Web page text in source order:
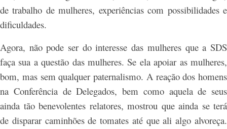
de trabalho de mulheres, experiências com possibilidades e
dificuldades.
Agora, não pode ser do interesse das mulheres que a SDS
faça sua a questão das mulheres. Se ela apoiar as mulheres,
bom, mas sem qualquer paternalismo. A reação dos homens
na Conferência de Delegados, bem como aquela de seus
ainda tão benevolentes relatores, mostrou que ainda se terá
de disparar caminhões de tomates até que ali algo alvoreça.